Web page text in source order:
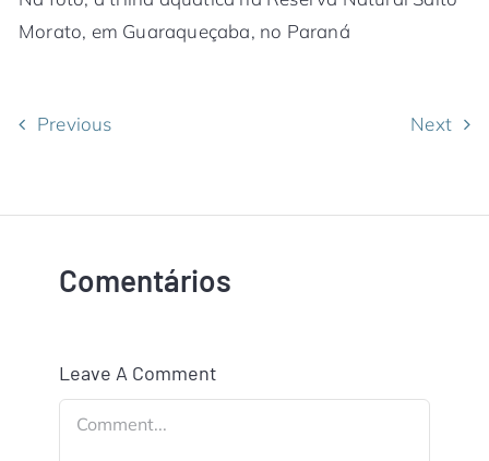
Morato, em Guaraqueçaba, no Paraná
Previous Next
Comentários
Leave A Comment
Comment